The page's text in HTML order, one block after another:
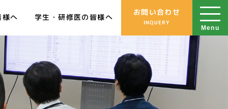
様へ 学生・研修医の皆様へ
お問い合わせ
INQUERY
Menu